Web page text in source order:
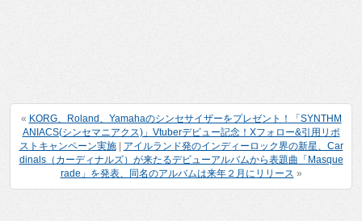
« KORG、Roland、Yamahaのシンセサイザーをプレゼント！「SYNTHM
ANIACS(シンセマニアクス)」Vtuberデビュー記念！Xフォロー&引用リポ
ストキャンペーン実施|
アイルランド発のインディーロック界の新星、Car
dinals（カーディナルズ）が来たるデビューアルバムから表題曲「Masque
rade」を発表、同名のアルバムは来年２月にリリース »